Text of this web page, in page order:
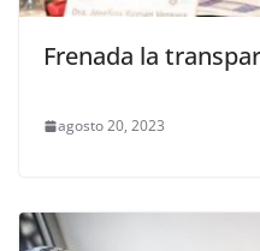
Frenada la
agosto 20, 2023